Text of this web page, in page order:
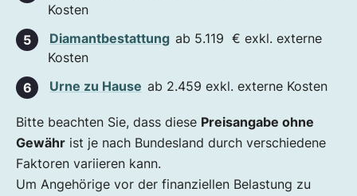
Kosten
Diamantbestattung ab 5.119 € exkl. externe
Kosten
Urne zu Hause ab 2.459 exkl. externe Kosten
Bitte beachten Sie, dass diese Preisangabe ohne
Gewähr ist je nach Bundesland durch verschiedene
Faktoren variieren kann.
Um Angehörige vor der finanziellen Belastung zu